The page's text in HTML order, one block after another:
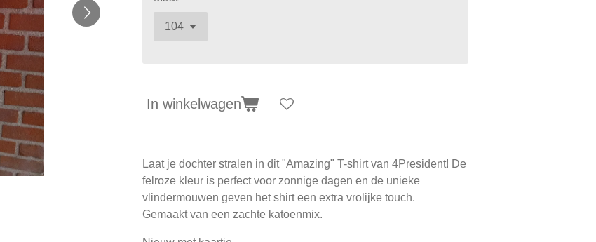
In winkelwagen
Laat je dochter stralen in dit "Amazing" T-shirt van 4President! De
felroze kleur is perfect voor zonnige dagen en de unieke
vlindermouwen geven het shirt een extra vrolijke touch.
Gemaakt van een zachte katoenmix.